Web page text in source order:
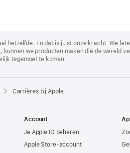
hetzelfde. En dat is juist onze kracht. We
kunnen we producten maken die de wereld
tegemoet te komen.
Carrières bij Apple
Account
Je Apple ID beheren
Apple Store-account